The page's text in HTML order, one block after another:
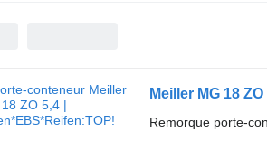
Meiller MG 18
Remorque porte-